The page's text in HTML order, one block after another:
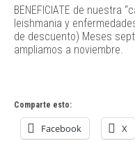
BENEFICIATE de nuestra
leishmania y
de descuento) Meses
ampliamos a noviembre.
Comparte esto:
Facebook X